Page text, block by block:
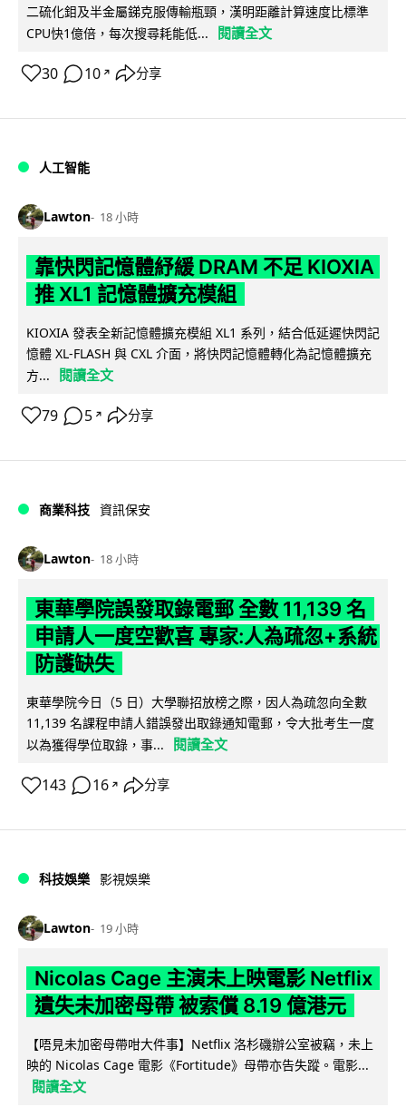
二硫化鉬及半金屬銻克服傳輸瓶頸，漢明距離計算速度比標準
CPU快1億倍，每次搜尋耗能低...
閱讀全文
30 10 ↗ 分享
人工智能
Lawton 18 小時
靠快閃記憶體紓緩 DRAM 不足 KIOXIA
推 XL1 記憶體擴充模組
KIOXIA 發表全新記憶體擴充模組 XL1 系列，結合低延遲快閃記
憶體 XL-FLASH 與 CXL 介面，將快閃記憶體轉化為記憶體擴充
方...
閱讀全文
79 5 ↗ 分享
商業科技 資訊保安
Lawton 18 小時
東華學院誤發取錄電郵 全數 11,139 名
申請人一度空歡喜 專家:人為疏忽+系統
防護缺失
東華學院今日（5 日）大學聯招放榜之際，因人為疏忽向全數
11,139 名課程申請人錯誤發出取錄通知電郵，令大批考生一度
以為獲得學位取錄，事...
閱讀全文
143 16 ↗ 分享
科技娛樂 影視娛樂
Lawton 19 小時
Nicolas Cage 主演未上映電影 Netflix
遺失未加密母帶 被索償 8.19 億港元
【唔見未加密母帶咁大件事】Netflix 洛杉磯辦公室被竊，未上
映的 Nicolas Cage 電影《Fortitude》母帶亦告失蹤。電影...
閱讀全文